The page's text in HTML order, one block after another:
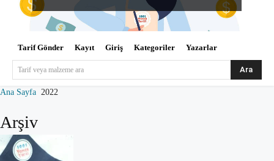
Tarif Gönder Kayıt Giriş Kategoriler Yazarlar
Tarif veya malzeme ara Ara
Ana Sayfa 2022
Arşiv